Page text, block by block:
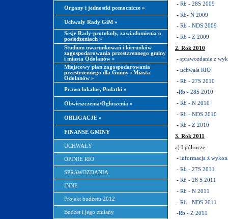
Organy i jednostki pomocnicze »
Uchwały Rady GiM »
Sesje Rady-protokoły, zawiadomienia o
posiedzeniach »
Studium uwarunkowań i kierunków
zagospodarowania przestzrennego gminy
i miasta Odolanów »
Miejscowy plan zagospodarowania
przestrzennego dla Gminy i Miasta
Odolanów »
Prawo lokalne, Podatki »
Obwieszczenia/Ogłoszenia »
OBLIGACJE »
FINANSE GMINY
UCHWAŁY
OPINIE RIO
SPRAWOZDANIA
INNE
Projekt budżetu 2012
Budżet i jego zmiany
- Rb - 28S 2009
- Rb- N 2009
- Rb - NDS 2009
- Rb - Z 2009
2. Rok 2010
- sprawozdanie z
- uchwała RIO
- Rb - 27S 2010
-Rb - 28S 2010
- Rb - N 2010
- Rb - NDS 2010
- Rb - Z 2010
3. Rok 2011
a) I półrocze
- informacja z
- Rb - 27S 2011
- Rb - 28 S 2011
- Rb - N 2011
- Rb - NDS 2011
-Rb - Z 2011